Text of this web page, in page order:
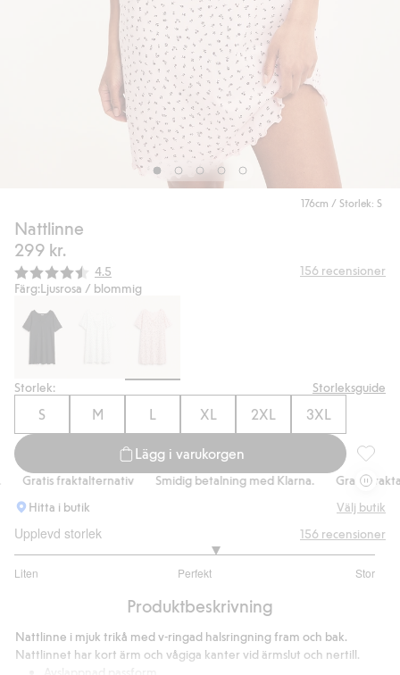
176cm / Storlek: S
Nattlinne
299 kr.
Snittbetyg:
4.5 156 recensioner
Färg:Ljusrosa / blommig
Storlek: Storleksguide
S M L XL 2XL 3XL
Lägg i varukorgen
Gratis fraktalternativ Smidig betalning med Klarna.
Gratis
Hitta i butik
Välj butik
Upplevd storlek
Liten Perfekt Stor
utav
123
betyg
156 recensioner
Produktbeskrivning
Nattlinne i mjuk trikå med v-ringad halsringning fram och bak.
Nattlinnet har kort ärm och vågiga kanter vid ärmslut och nertill.